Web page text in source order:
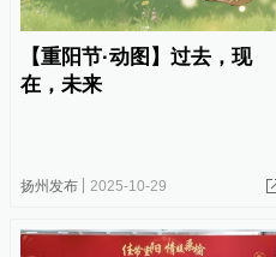
【重阳节·动图】过去，现
在，未来
扬州发布 2025-10-29